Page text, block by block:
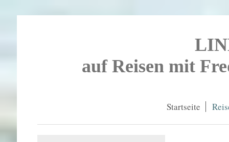
auf Reisen mit
Startseite